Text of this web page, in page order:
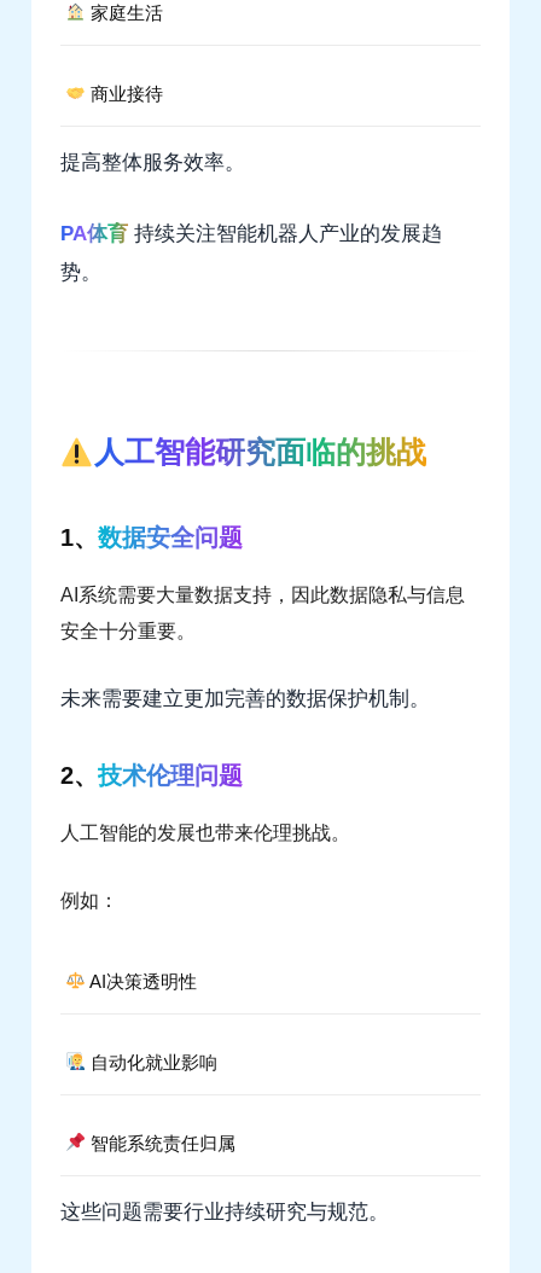
家庭生活
商业接待
提高整体服务效率。
PA体育 持续关注智能机器人产业的发展趋
势。
人工智能研究面临的挑战
1、 数据安全问题
AI系统需要大量数据支持，因此数据隐私与信息
安全十分重要。
未来需要建立更加完善的数据保护机制。
2、 技术伦理问题
人工智能的发展也带来伦理挑战。
例如：
AI决策透明性
自动化就业影响
智能系统责任归属
这些问题需要行业持续研究与规范。